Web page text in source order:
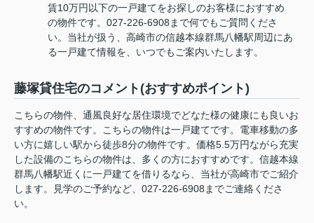
賃10万円以下の一戸建てをお探しのお客様におすすめ
の物件です。027-226-6908まで何でもご質問くださ
い。当社が扱う、高崎市の信越本線群馬八幡駅周辺にあ
る一戸建て情報を、いつでもご案内いたします。
藤塚貸住宅のコメント(おすすめポイント)
こちらの物件、通風良好な居住環境でどなた様の健康にも良いお
すすめの物件です。こちらの物件は一戸建てです。電車移動の多
い方に嬉しい駅から徒歩8分の物件です。価格5.5万円ながら充実
した設備のこちらの物件は、多くの方におすすめです。信越本線
群馬八幡駅近くに一戸建てを借りるなら、当社が高崎市でご紹介
します。見学のご予約など、027-226-6908までご連絡くださ
い。